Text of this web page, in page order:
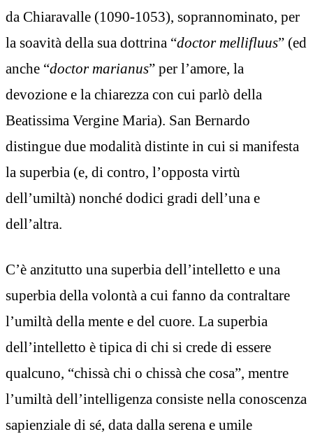
da Chiaravalle (1090-1053), soprannominato, per
la soavità della sua dottrina “doctor mellifluus” (ed
anche “doctor marianus” per l’amore, la
devozione e la chiarezza con cui parlò della
Beatissima Vergine Maria). San Bernardo
distingue due modalità distinte in cui si manifesta
la superbia (e, di contro, l’opposta virtù
dell’umiltà) nonché dodici gradi dell’una e
dell’altra.
C’è anzitutto una superbia dell’intelletto e una
superbia della volontà a cui fanno da contraltare
l’umiltà della mente e del cuore. La superbia
dell’intelletto è tipica di chi si crede di essere
qualcuno, “chissà chi o chissà che cosa”, mentre
l’umiltà dell’intelligenza consiste nella conoscenza
sapienziale di sé, data dalla serena e umile